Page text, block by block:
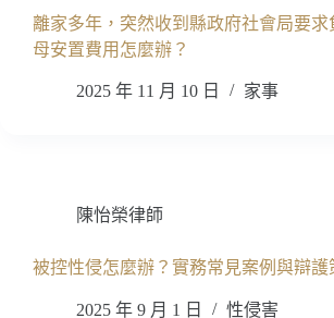
離家多年，突然收到縣政府社會局要求
母安置費用怎麼辦？
2025 年 11 月 10 日 家事
陳怡榮律師
被控性侵怎麼辦？實務常見案例與辯護
2025 年 9 月 1 日 性侵害